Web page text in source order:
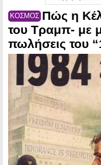
ΚΟΣΜΟΣ Πώς η
του Τραμπ- με
πωλήσεις του